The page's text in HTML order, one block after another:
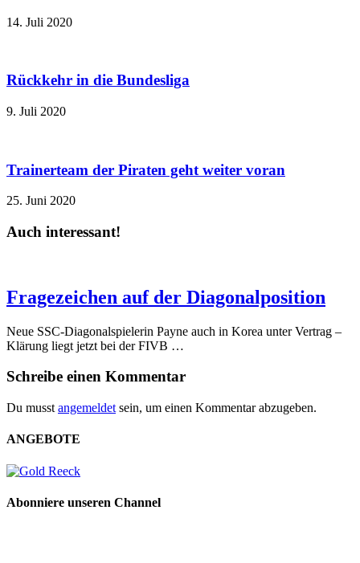
14. Juli 2020
Rückkehr in die Bundesliga
9. Juli 2020
Trainerteam der Piraten geht weiter voran
25. Juni 2020
Auch interessant!
Fragezeichen auf der Diagonalposition
Neue SSC-Diagonalspielerin Payne auch in Korea unter Vertrag –
Klärung liegt jetzt bei der FIVB …
Schreibe einen Kommentar
Du musst angemeldet sein, um einen Kommentar abzugeben.
ANGEBOTE
Abonniere unseren Channel